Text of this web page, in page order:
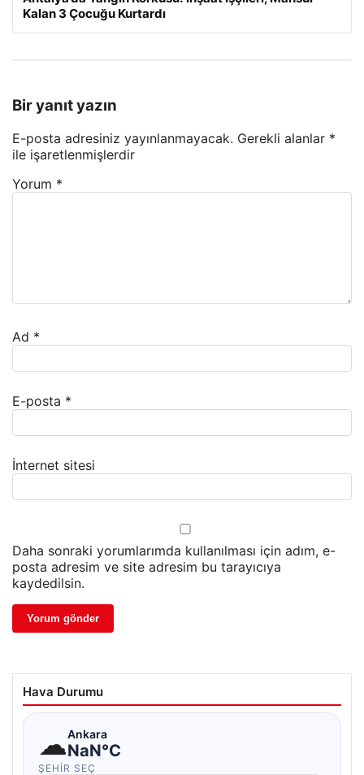
Kalan 3 Çocuğu Kurtardı
Bir yanıt yazın
E-posta adresiniz yayınlanmayacak. Gerekli alanlar *
ile işaretlenmişlerdir
Yorum *
Ad *
E-posta *
İnternet sitesi
Daha sonraki yorumlarımda kullanılması için adım, e-
posta adresim ve site adresim bu tarayıcıya
kaydedilsin.
Hava Durumu
☁Ankara
NaN°C
ŞEHIR SEÇ